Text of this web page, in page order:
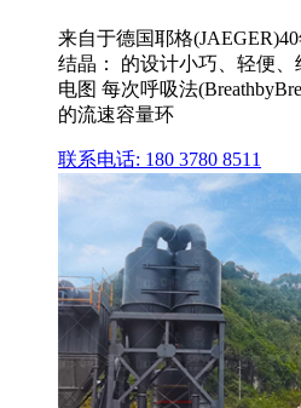
来自于德国耶格
结晶： 的设计小巧、轻便
电图 每次呼吸法
的流速容量环
联系电话: 180 3780 8511